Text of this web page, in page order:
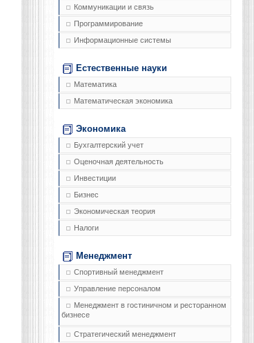
Коммуникации и связь
Программирование
Информационные системы
Естественные науки
Математика
Математическая экономика
Экономика
Бухгалтерский учет
Оценочная деятельность
Инвестиции
Бизнес
Экономическая теория
Налоги
Менеджмент
Спортивный менеджмент
Управление персоналом
Менеджмент в гостиничном и ресторанном
бизнесе
Стратегический менеджмент